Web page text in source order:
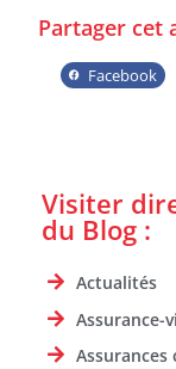
Partager cet
Facebook
Visiter
du Blog :
Actualités
Assurance-
Assurances